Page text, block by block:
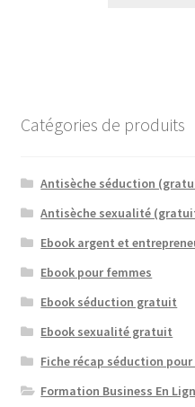
Catégories de produits
Antisèche séduction
Antisèche sexualité
Ebook argent et
Ebook pour femmes
Ebook séduction gratuit
Ebook sexualité gratuit
Fiche récap séduction
Formation Business En